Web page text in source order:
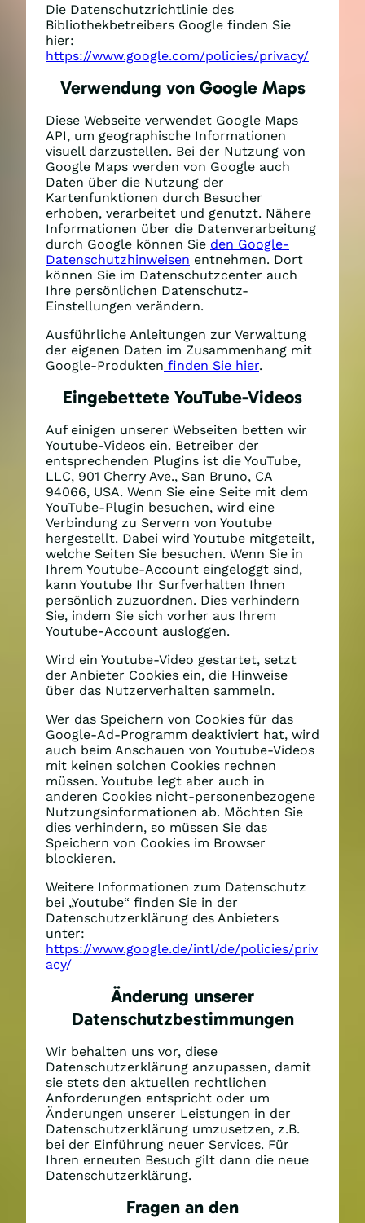
Die Datenschutzrichtlinie des
Bibliothekbetreibers Google finden Sie
hier:
https://www.google.com/policies/privacy/
Verwendung von Google Maps
Diese Webseite verwendet Google Maps
API, um geographische Informationen
visuell darzustellen. Bei der Nutzung von
Google Maps werden von Google auch
Daten über die Nutzung der
Kartenfunktionen durch Besucher
erhoben, verarbeitet und genutzt. Nähere
Informationen über die Datenverarbeitung
durch Google können Sie den Google-
Datenschutzhinweisen entnehmen. Dort
können Sie im Datenschutzcenter auch
Ihre persönlichen Datenschutz-
Einstellungen verändern.
Ausführliche Anleitungen zur Verwaltung
der eigenen Daten im Zusammenhang mit
Google-Produkten finden Sie hier.
Eingebettete YouTube-Videos
Auf einigen unserer Webseiten betten wir
Youtube-Videos ein. Betreiber der
entsprechenden Plugins ist die YouTube,
LLC, 901 Cherry Ave., San Bruno, CA
94066, USA. Wenn Sie eine Seite mit dem
YouTube-Plugin besuchen, wird eine
Verbindung zu Servern von Youtube
hergestellt. Dabei wird Youtube mitgeteilt,
welche Seiten Sie besuchen. Wenn Sie in
Ihrem Youtube-Account eingeloggt sind,
kann Youtube Ihr Surfverhalten Ihnen
persönlich zuzuordnen. Dies verhindern
Sie, indem Sie sich vorher aus Ihrem
Youtube-Account ausloggen.
Wird ein Youtube-Video gestartet, setzt
der Anbieter Cookies ein, die Hinweise
über das Nutzerverhalten sammeln.
Wer das Speichern von Cookies für das
Google-Ad-Programm deaktiviert hat, wird
auch beim Anschauen von Youtube-Videos
mit keinen solchen Cookies rechnen
müssen. Youtube legt aber auch in
anderen Cookies nicht-personenbezogene
Nutzungsinformationen ab. Möchten Sie
dies verhindern, so müssen Sie das
Speichern von Cookies im Browser
blockieren.
Weitere Informationen zum Datenschutz
bei „Youtube“ finden Sie in der
Datenschutzerklärung des Anbieters
unter:
https://www.google.de/intl/de/policies/priv
acy/
Änderung unserer
Datenschutzbestimmungen
Wir behalten uns vor, diese
Datenschutzerklärung anzupassen, damit
sie stets den aktuellen rechtlichen
Anforderungen entspricht oder um
Änderungen unserer Leistungen in der
Datenschutzerklärung umzusetzen, z.B.
bei der Einführung neuer Services. Für
Ihren erneuten Besuch gilt dann die neue
Datenschutzerklärung.
Fragen an den